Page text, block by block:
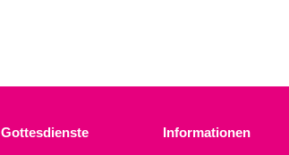
Gottesdienste Informationen